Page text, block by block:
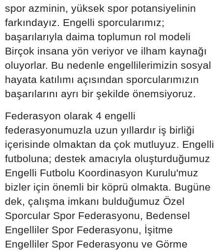
spor azminin, yüksek spor potansiyelinin
farkındayız. Engelli sporcularımız;
başarılarıyla daima toplumun rol modeli
Birçok insana yön veriyor ve ilham kaynağı
oluyorlar. Bu nedenle engellilerimizin sosyal
hayata katılımı açısından sporcularımızın
başarılarını ayrı bir şekilde önemsiyoruz.
Federasyon olarak 4 engelli
federasyonumuzla uzun yıllardır iş birliği
içerisinde olmaktan da çok mutluyuz. Engelli
futboluna; destek amacıyla oluşturduğumuz
Engelli Futbolu Koordinasyon Kurulu'muz
bizler için önemli bir köprü olmakta. Bugüne
dek, çalışma imkanı bulduğumuz Özel
Sporcular Spor Federasyonu, Bedensel
Engelliler Spor Federasyonu, İşitme
Engelliler Spor Federasyonu ve Görme